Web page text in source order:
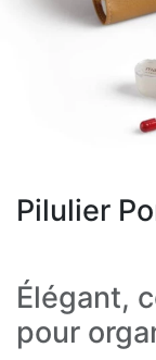
Pilulier
Élégant,
pour